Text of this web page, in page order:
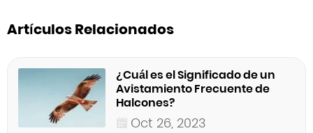
Artículos Relacionados
¿Cuál es el Significado de un
Avistamiento Frecuente de
Halcones?
Oct 26, 2023